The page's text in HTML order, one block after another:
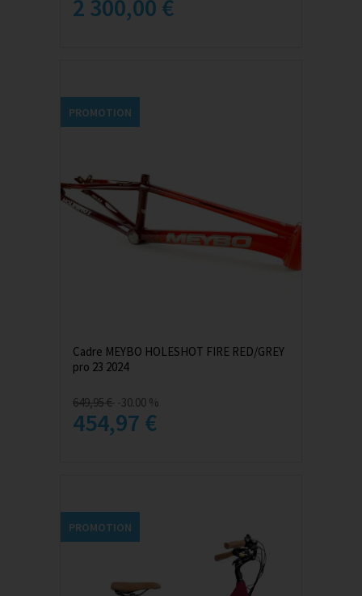
2 300,00 €
PROMOTION
Cadre MEYBO HOLESHOT FIRE RED/GREY
pro 23 2024
649,95 € -30.00 %
454,97 €
PROMOTION